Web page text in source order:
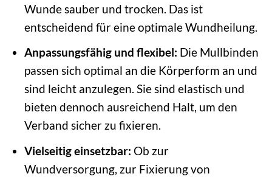
Wunde sauber und trocken. Das ist
entscheidend für eine optimale Wundheilung.
Anpassungsfähig und flexibel: Die Mullbinden
passen sich optimal an die Körperform an und
sind leicht anzulegen. Sie sind elastisch und
bieten dennoch ausreichend Halt, um den
Verband sicher zu fixieren.
Vielseitig einsetzbar: Ob zur
Wundversorgung, zur Fixierung von